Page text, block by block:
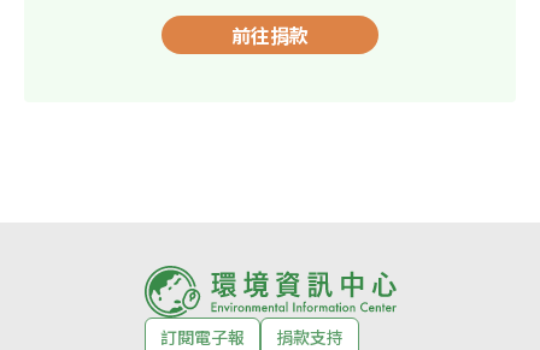
前往捐款
訂閱電子報
捐款支持